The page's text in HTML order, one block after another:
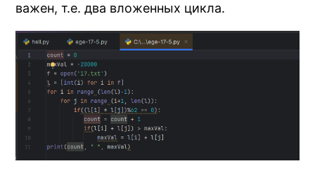
важен, т.е. два вложенных цикла.